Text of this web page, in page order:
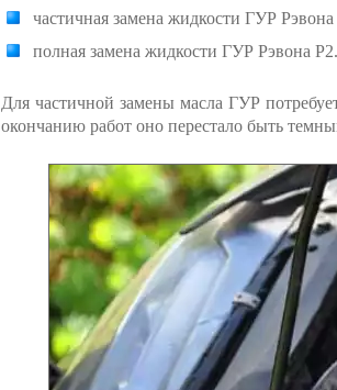
частичная замена жидкости ГУР Рэвона
полная замена жидкости ГУР Рэвона Р2.
Для частичной замены масла ГУР
окончанию работ оно перестало быть